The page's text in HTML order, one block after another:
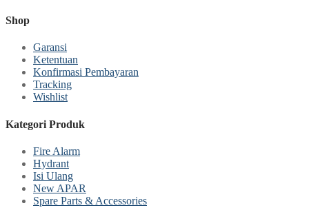
Shop
Garansi
Ketentuan
Konfirmasi Pembayaran
Tracking
Wishlist
Kategori Produk
Fire Alarm
Hydrant
Isi Ulang
New APAR
Spare Parts & Accessories